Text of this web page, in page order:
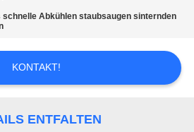
schnelle Abkühlen staubsaugen sinternden
KONTAKT!
ENTFALTEN